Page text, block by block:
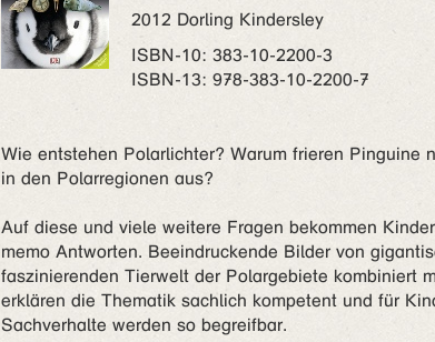
2012 Dorling Kindersley
ISBN‑10: 383-10-2200-3
ISBN‑13: 978-383-10-2200-7
Wie entstehen Polarlichter? Warum frieren Pinguine
in den Polarregionen aus?
Auf diese und viele weitere Fragen bekommen
memo Antworten. Beeindruckende Bilder von
faszinierenden Tierwelt der Polargebiete kombiniert
erklären die Thematik sachlich kompetent und für
Sachverhalte werden so begreifbar.